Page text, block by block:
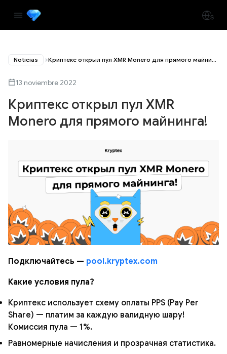
Noticias Криптекс открыл пул XMR Monero для прямого майнинга!
13 noviembre 2022
Криптекс открыл пул XMR
Monero для прямого майнинга!
Подключайтесь — pool.kryptex.com
Какие условия пула?
Криптекс использует схему оплаты PPS (Pay Per
Share) — платим за каждую валидную шару!
Комиссия пула — 1%.
Равномерные начисления и прозрачная статистика.